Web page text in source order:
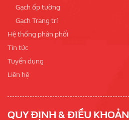
Gạch ốp tường
Gạch Trang trí
Hệ thống phân phối
Tin tức
Tuyển dụng
Liên hệ
QUY ĐỊNH & ĐIỀU KHOẢN